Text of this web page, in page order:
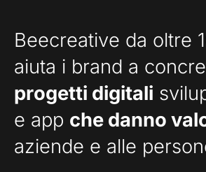
Beecreative da oltre
aiuta i brand a
progetti digitali
e app che danno
aziende e alle